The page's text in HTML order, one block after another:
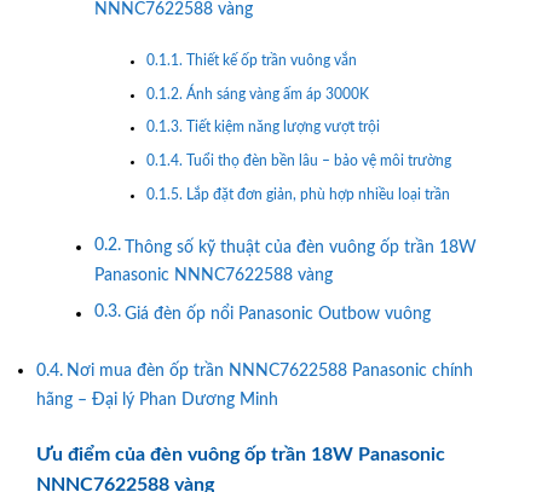
NNNC7622588 vàng
Thiết kế ốp trần vuông vắn
Ánh sáng vàng ấm áp 3000K
Tiết kiệm năng lượng vượt trội
Tuổi thọ đèn bền lâu – bảo vệ môi trường
Lắp đặt đơn giản, phù hợp nhiều loại trần
Thông số kỹ thuật của đèn vuông ốp trần 18W
Panasonic NNNC7622588 vàng
Giá đèn ốp nổi Panasonic Outbow vuông
Nơi mua đèn ốp trần NNNC7622588 Panasonic chính
hãng – Đại lý Phan Dương Minh
Ưu điểm của đèn vuông ốp trần 18W Panasonic
NNNC7622588 vàng